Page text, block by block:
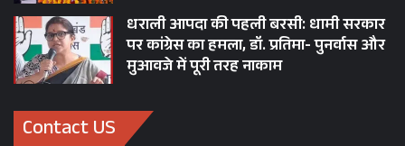
धराली आपदा की पहली बरसी: धामी सरकार
पर कांग्रेस का हमला, डॉ. प्रतिमा- पुनर्वास और
मुआवजे में पूरी तरह नाकाम
Contact US